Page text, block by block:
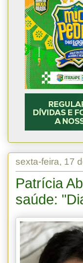
sexta-feira, 17
Patrícia
saúde: